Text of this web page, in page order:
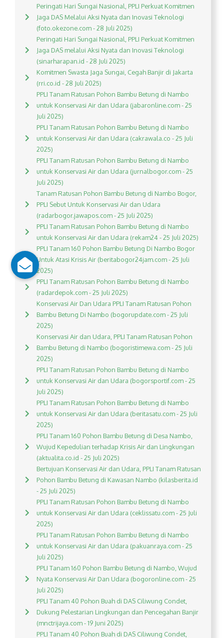
Peringati Hari Sungai Nasional, PPLI Perkuat Komitmen
Jaga DAS Melalui Aksi Nyata dan Inovasi Teknologi
(foto.okezone.com - 28 Juli 2025)
Peringati Hari Sungai Nasional, PPLI Perkuat Komitmen
Jaga DAS melalui Aksi Nyata dan Inovasi Teknologi
(sinarharapan.id - 28 Juli 2025)
Komitmen Swasta Jaga Sungai, Cegah Banjir di Jakarta
(rri.co.id - 28 Juli 2025)
PPLI Tanam Ratusan Pohon Bambu Betung di Nambo
untuk Konservasi Air dan Udara (jabaronline.com - 25
Juli 2025)
PPLI Tanam Ratusan Pohon Bambu Betung di Nambo
untuk Konservasi Air dan Udara (cakrawala.co - 25 Juli
2025)
PPLI Tanam Ratusan Pohon Bambu Betung di Nambo
untuk Konservasi Air dan Udara (jurnalbogor.com - 25
Juli 2025)
Tanam Ratusan Pohon Bambu Betung di Nambo Bogor,
PPLI Sebut Untuk Konservasi Air dan Udara
(radarbogor.jawapos.com - 25 Juli 2025)
PPLI Tanam Ratusan Pohon Bambu Betung di Nambo
untuk Konservasi Air dan Udara (rekam24 - 25 Juli 2025)
PPLI Tanam 160 Pohon Bambu Betung Di Nambo Bogor
Untuk Atasi Krisis Air (beritabogor24jam.com - 25 Juli
2025)
PPLI Tanam Ratusan Pohon Bambu Betung di Nambo
(radardepok.com - 25 Juli 2025)
Konservasi Air Dan Udara PPLI Tanam Ratusan Pohon
Bambu Betung Di Nambo (bogorupdate.com - 25 Juli
2025)
Konservasi Air dan Udara, PPLI Tanam Ratusan Pohon
Bambu Betung di Nambo (bogoristimewa.com - 25 Juli
2025)
PPLI Tanam Ratusan Pohon Bambu Betung di Nambo
untuk Konservasi Air dan Udara (bogorsportif.com - 25
Juli 2025)
PPLI Tanam Ratusan Pohon Bambu Betung di Nambo
untuk Konservasi Air dan Udara (beritasatu.com - 25 Juli
2025)
PPLI Tanam 160 Pohon Bambu Betung di Desa Nambo,
Wujud Kepedulian terhadap Krisis Air dan Lingkungan
(aktualita.co.id - 25 Juli 2025)
Bertujuan Konservasi Air dan Udara, PPLI Tanam Ratusan
Pohon Bambu Betung di Kawasan Nambo (kilasberita.id
- 25 Juli 2025)
PPLI Tanam Ratusan Pohon Bambu Betung di Nambo
untuk Konservasi Air dan Udara (ceklissatu.com - 25 Juli
2025)
PPLI Tanam Ratusan Pohon Bambu Betung di Nambo
untuk Konservasi Air dan Udara (pakuanraya.com - 25
Juli 2025)
PPLI Tanam 160 Pohon Bambu Betung di Nambo, Wujud
Nyata Konservasi Air Dan Udara (bogoronline.com - 25
Juli 2025)
PPLI Tanam 40 Pohon Buah di DAS Ciliwung Condet,
Dukung Pelestarian Lingkungan dan Pencegahan Banjir
(mnctrijaya.com - 19 Juni 2025)
PPLI Tanam 40 Pohon Buah di DAS Ciliwung Condet,